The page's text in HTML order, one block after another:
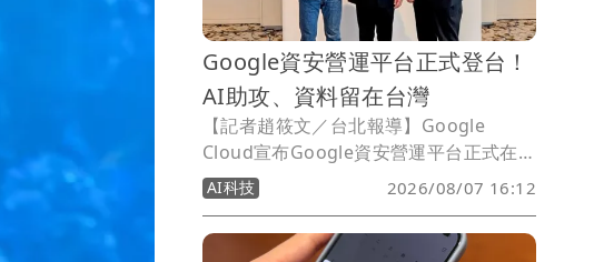
Google資安營運平台正式登台！
AI助攻、資料留在台灣
【記者趙筱文／台北報導】Google
Cloud宣布Google資安營運平台正式在
Google Cloud台灣雲端區域啟用，主打
安全日誌與分析資料可在台灣本地儲存及
處理，協助企業因應資料落地、法規遵循
AI科技 2026/08/07 16:12